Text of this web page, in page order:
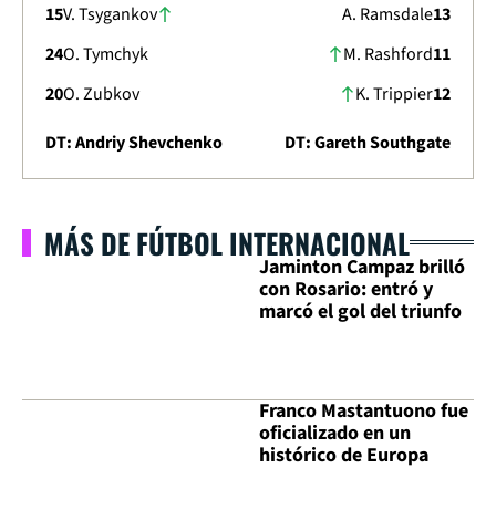
15V. Tsygankov
24O. Tymchyk
20O. Zubkov
13
A. Ramsdale
11
M. Rashford
12
K. Trippier
DT: Andriy Shevchenko
DT: Gareth Southgate
MÁS DE FÚTBOL INTERNACIONAL
Jaminton Campaz brilló
con Rosario: entró y
marcó el gol del triunfo
Franco Mastantuono fue
oficializado en un
histórico de Europa